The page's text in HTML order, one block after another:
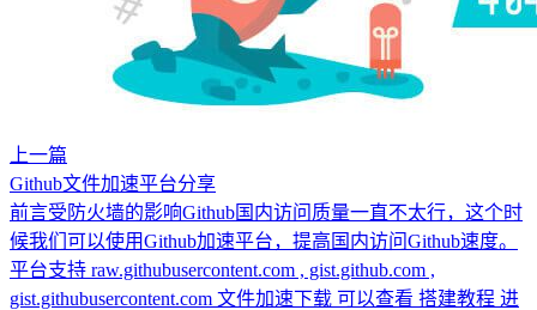
上一篇
Github文件加速平台分享
前言受防火墙的影响Github国内访问质量一直不太行，这个时
候我们可以使用Github加速平台，提高国内访问Github速度。
平台支持 raw.githubusercontent.com , gist.github.com ,
gist.githubusercontent.com 文件加速下载 可以查看 搭建教程 进